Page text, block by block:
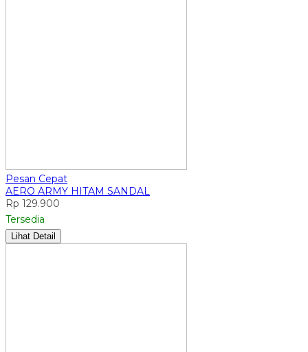
Pesan Cepat
AERO ARMY HITAM SANDAL
Rp 129.900
Tersedia
Lihat Detail